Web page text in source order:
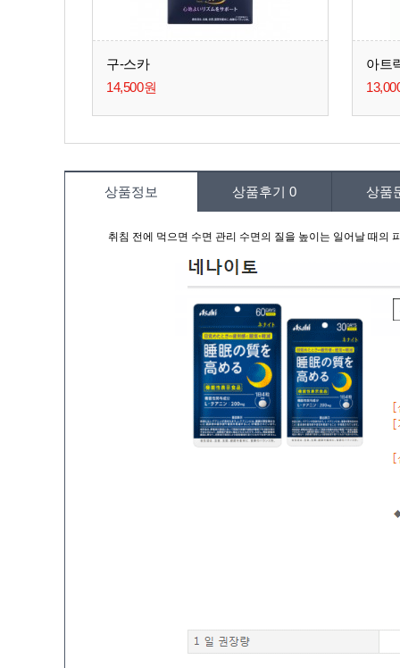
구-스카
14,500원
아트
상품정보 상품후기0 상품
취침 전에 먹으면 수면 관리 수면의 질을 높이는 일어날 때의